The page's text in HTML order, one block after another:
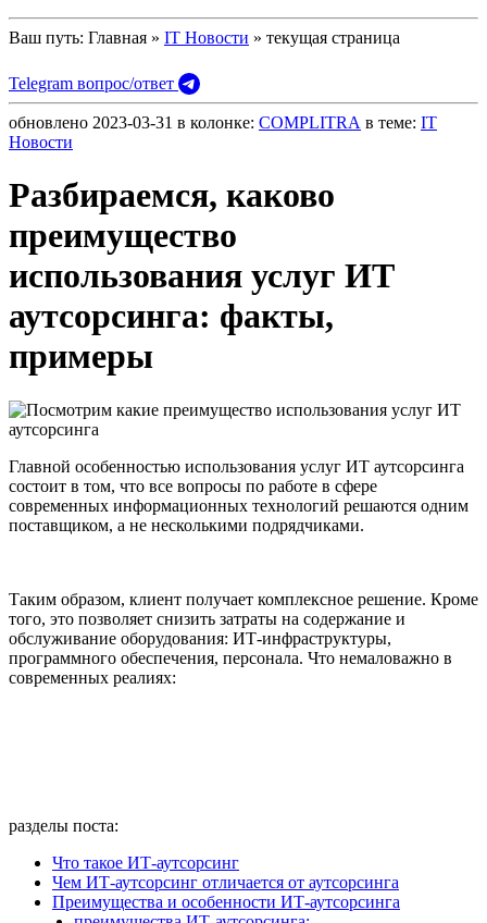
Ваш путь: Главная » IT Новости » текущая страница
Telegram вопрос/ответ
обновлено 2023-03-31 в колонке: COMPLITRA в теме: IT
Новости
Разбираемся, каково
преимущество
использования услуг ИТ
аутсорсинга: факты,
примеры
Главной особенностью использования услуг ИТ аутсорсинга
состоит в том, что все вопросы по работе в сфере
современных информационных технологий решаются одним
поставщиком, а не несколькими подрядчиками.
Таким образом, клиент получает комплексное решение. Кроме
того, это позволяет снизить затраты на содержание и
обслуживание оборудования: ИТ-инфраструктуры,
программного обеспечения, персонала. Что немаловажно в
современных реалиях:
разделы поста:
Что такое ИТ-аутсорсинг
Чем ИТ-аутсорсинг отличается от аутсорсинга
Преимущества и особенности ИТ-аутсорсинга